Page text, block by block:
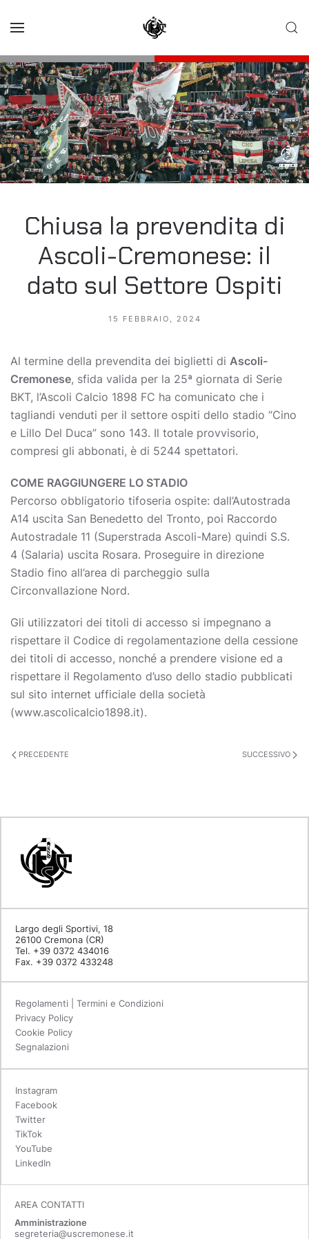
Chiusa la prevendita di
Ascoli-Cremonese: il
dato sul Settore Ospiti
15 FEBBRAIO, 2024
Al termine della prevendita dei biglietti di Ascoli-
Cremonese, sfida valida per la 25ª giornata di Serie
BKT, l’Ascoli Calcio 1898 FC ha comunicato che i
tagliandi venduti per il settore ospiti dello stadio “Cino
e Lillo Del Duca” sono 143. Il totale provvisorio,
compresi gli abbonati, è di 5244 spettatori.
COME RAGGIUNGERE LO STADIO
Percorso obbligatorio tifoseria ospite: dall’Autostrada
A14 uscita San Benedetto del Tronto, poi Raccordo
Autostradale 11 (Superstrada Ascoli-Mare) quindi S.S.
4 (Salaria) uscita Rosara. Proseguire in direzione
Stadio fino all’area di parcheggio sulla
Circonvallazione Nord.
Gli utilizzatori dei titoli di accesso si impegnano a
rispettare il Codice di regolamentazione della cessione
dei titoli di accesso, nonché a prendere visione ed a
rispettare il Regolamento d’uso dello stadio pubblicati
sul sito internet ufficiale della società
(www.ascolicalcio1898.it).
PRECEDENTE SUCCESSIVO
Largo degli Sportivi, 18
26100 Cremona (CR)
Tel. +39 0372 434016
Fax. +39 0372 433248
Regolamenti | Termini e Condizioni
Privacy Policy
Cookie Policy
Segnalazioni
Instagram
Facebook
Twitter
TikTok
YouTube
LinkedIn
AREA CONTATTI
Amministrazione
segreteria@uscremonese.it